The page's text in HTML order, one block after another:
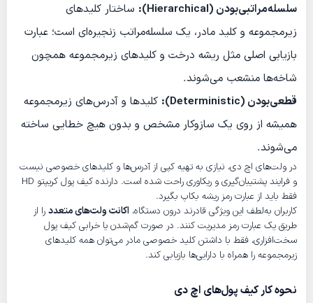
سلسله‌مراتبی‌بودن (Hierarchical):
ساختار کلیدهای
زیرمجموعه و کلید مادر، یک سلسله‌مراتب زنجیره‌ای است؛ عبارت
بازیابی اصلی مثل ریشه درخت و کلیدهای زیرمجموعه همچون
شاخه‌‌ها منشعب می‌شوند.
قطعی‌بودن (Deterministic):
کلیدها و آدرس‌های زیرمجموعه
همیشه از روی یک سازوکار مشخص و بدون هیچ خطایی ساخته
می‌شوند.
در ولت‌های اچ دی، نیازی به تهیه کپی از آدرس‌ها و کلیدهای خصوصی نیست
و فرایند پشتیبان‌گیری و ریکاوری راحت شده است. دارنده کیف پول کریپتو HD
فقط باید از عبارت رمز ریشه بکاپ بگیرد.
کاربران به‌لطف این ویژگی قادرند درون دستگاه‌، اکانت ولت‌های متعددرا از
طریق یک عبارت رمز مدیریت کنند. در صورت گم‌شدن یا خرابی کیف پول
سخت‌افزاری، فقط با داشتن کلید خصوصی مادر می‌توان همه کلیدهای
زیرمجموعه را همراه با دارایی‌ها بازیابی کند.
نحوه کار کیف پول‌های اچ دی